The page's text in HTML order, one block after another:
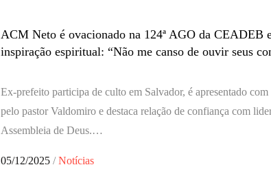
ACM Neto é ovacionado na 124ª AGO da CEADEB
inspiração espiritual: “Não me canso de ouvir seus
Ex-prefeito participa de culto em Salvador, é apresentado
pelo pastor Valdomiro e destaca relação de confiança com
Assembleia de Deus.…
Posted
05/12/2025 Notícias